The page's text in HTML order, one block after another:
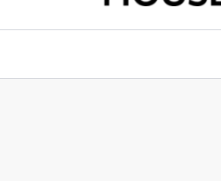
Skip to main content